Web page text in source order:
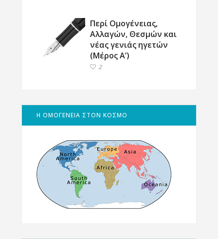
Περί Ομογένειας,
Αλλαγών, Θεσμών και
νέας γενιάς ηγετών
(Μέρος Α’)
2
Η ΟΜΟΓΕΝΕΙΑ ΣΤΟΝ ΚΟΣΜΟ